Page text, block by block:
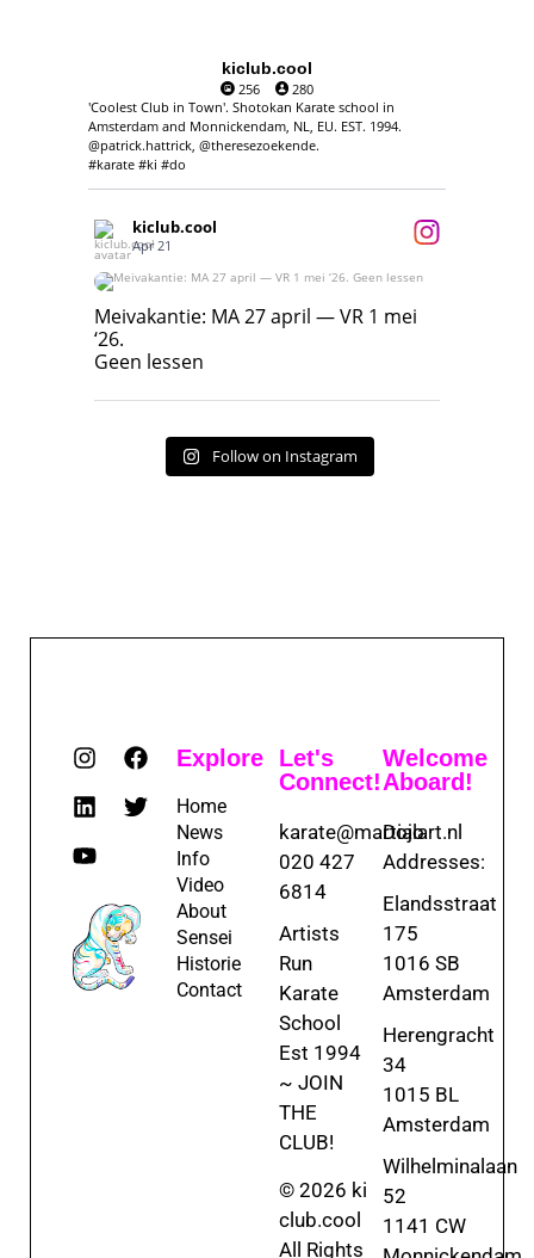
kiclub.cool
256
280
'Coolest Club in Town'. Shotokan Karate school in
Amsterdam and Monnickendam, NL, EU. EST. 1994.
@patrick.hattrick, @theresezoekende.
#karate #ki #do
kiclub.cool
Apr 21
Meivakantie: MA 27 april — VR 1 mei ‘26.
Geen lessen
Meivakantie: MA 27 april — VR 1 mei
‘26.
Geen lessen
Follow on Instagram
Explore
Home
News
Info
Video
About
Sensei
Historie
Contact
Let's
Connect!
karate@martialart.nl
020 427
6814
Artists
Run
Karate
School
Est 1994
~ JOIN
THE
CLUB!
© 2026 ki
club.cool
All Rights
Welcome
Aboard!
Dojo
Addresses:
Elandsstraat
175
1016 SB
Amsterdam
Herengracht
34
1015 BL
Amsterdam
Wilhelminalaan
52
1141 CW